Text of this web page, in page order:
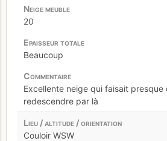
20
Beaucoup
Excellente neige qui faisait presque
redescendre par là
Couloir WSW